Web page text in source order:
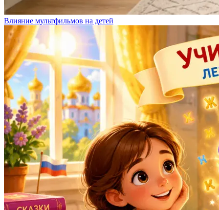
Влияние мультфильмов на детей